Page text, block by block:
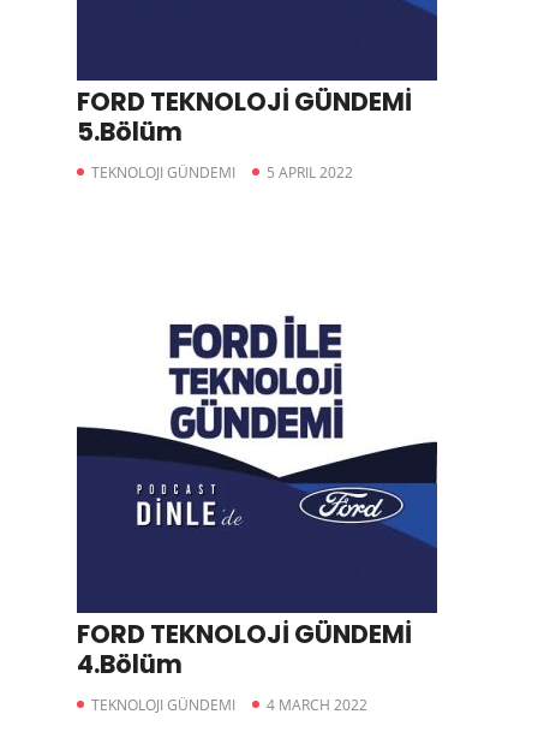
FORD TEKNOLOJİ GÜNDEMİ
5.Bölüm
TEKNOLOJI GÜNDEMI 5 APRIL 2022
FORD TEKNOLOJİ GÜNDEMİ
4.Bölüm
TEKNOLOJI GÜNDEMI 4 MARCH 2022